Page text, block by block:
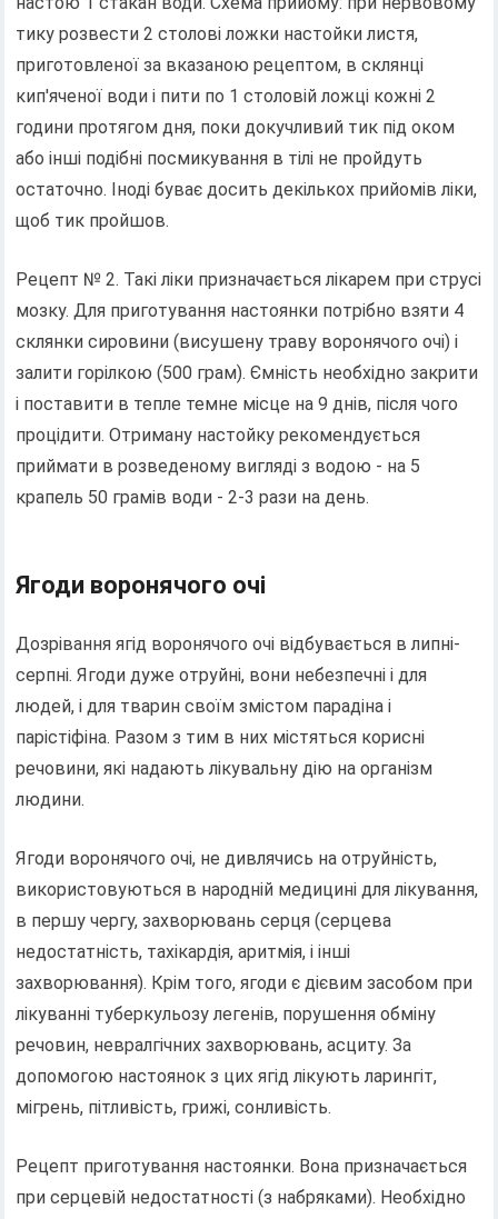
тику розвести 2 столові ложки настойки листя,
приготовленої за вказаною рецептом, в склянці
кип'яченої води і пити по 1 столовій ложці кожні 2
години протягом дня, поки докучливий тик під оком
або інші подібні посмикування в тілі не пройдуть
остаточно. Іноді буває досить декількох прийомів ліки,
щоб тик пройшов.
Рецепт № 2. Такі ліки призначається лікарем при струсі
мозку. Для приготування настоянки потрібно взяти 4
склянки сировини (висушену траву воронячого очі) і
залити горілкою (500 грам). Ємність необхідно закрити
і поставити в тепле темне місце на 9 днів, після чого
процідити. Отриману настойку рекомендується
приймати в розведеному вигляді з водою - на 5
крапель 50 грамів води - 2-3 рази на день.
Ягоди воронячого очі
Дозрівання ягід воронячого очі відбувається в липні-
серпні. Ягоди дуже отруйні, вони небезпечні і для
людей, і для тварин своїм змістом парадіна і
парістіфіна. Разом з тим в них містяться корисні
речовини, які надають лікувальну дію на організм
людини.
Ягоди воронячого очі, не дивлячись на отруйність,
використовуються в народній медицині для лікування,
в першу чергу, захворювань серця (серцева
недостатність, тахікардія, аритмія, і інші
захворювання). Крім того, ягоди є дієвим засобом при
лікуванні туберкульозу легенів, порушення обміну
речовин, невралгічних захворювань, асциту. За
допомогою настоянок з цих ягід лікують ларингіт,
мігрень, пітливість, грижі, сонливість.
Рецепт приготування настоянки. Вона призначається
при серцевій недостатності (з набряками). Необхідно